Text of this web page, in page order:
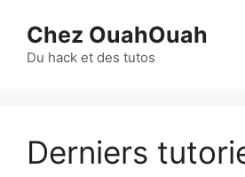
contenu
Chez OuahOuah
Du hack et des tutos
Derniers